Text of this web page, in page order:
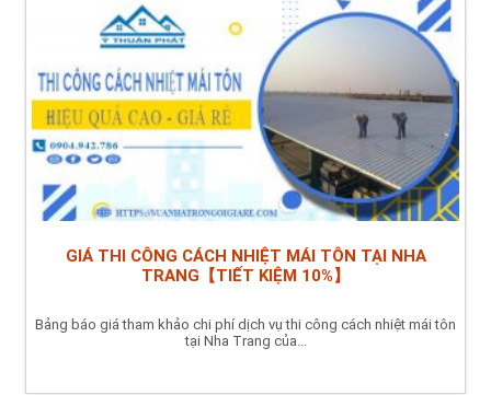
GIÁ THI CÔNG CÁCH NHIỆT MÁI TÔN TẠI NHA
TRANG【TIẾT KIỆM 10%】
Bảng báo giá tham khảo chi phí dịch vụ thi công cách nhiệt mái tôn
tại Nha Trang của...